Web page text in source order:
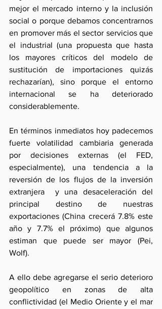
mejor el mercado interno y la inclusión
social o porque debamos concentrarnos
en promover más el sector servicios que
el industrial (una propuesta que hasta
los mayores críticos del modelo de
sustitución de importaciones quizás
rechazarían), sino porque el entorno
internacional se ha deteriorado
considerablemente.
En términos inmediatos hoy padecemos
fuerte volatilidad cambiaria generada
por decisiones externas (el FED,
especialmente), una tendencia a la
reversión de los flujos de la inversión
extranjera  y una desaceleración del
principal destino de nuestras
exportaciones (China crecerá 7.8% este
año y 7.7% el próximo) que algunos
estiman que puede ser mayor (Pei,
Wolf).
A ello debe agregarse el serio deterioro
geopolítico en zonas de alta
conflictividad (el Medio Oriente y el mar